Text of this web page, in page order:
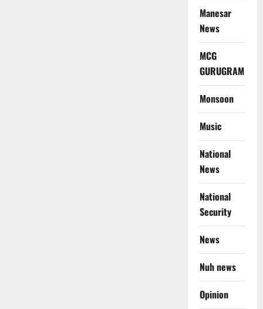
Manesar
News
MCG
GURUGRAM
Monsoon
Music
National
News
National
Security
News
Nuh news
Opinion